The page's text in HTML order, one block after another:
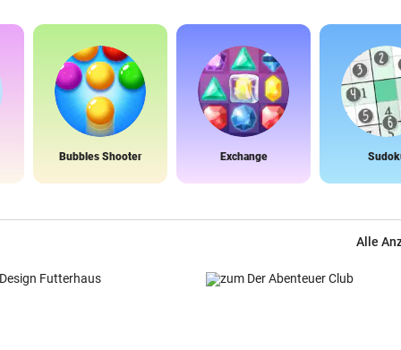
Bubbles Shooter Exchange
Alle